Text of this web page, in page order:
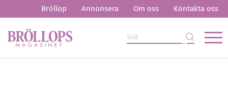
Bröllop Annonsera Om oss Kontakta oss